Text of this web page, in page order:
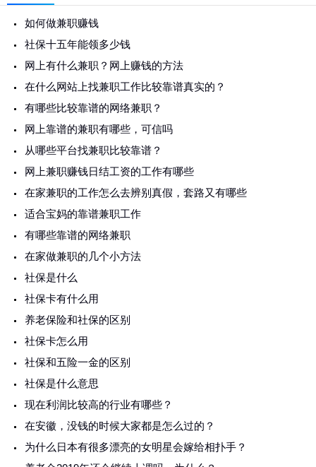
如何做兼职赚钱
社保十五年能领多少钱
网上有什么兼职？网上赚钱的方法
在什么网站上找兼职工作比较靠谱真实的？
有哪些比较靠谱的网络兼职？
网上靠谱的兼职有哪些，可信吗
从哪些平台找兼职比较靠谱？
网上兼职赚钱日结工资的工作有哪些
在家兼职的工作怎么去辨别真假，套路又有哪些
适合宝妈的靠谱兼职工作
有哪些靠谱的网络兼职
在家做兼职的几个小方法
社保是什么
社保卡有什么用
养老保险和社保的区别
社保卡怎么用
社保和五险一金的区别
社保是什么意思
现在利润比较高的行业有哪些？
在安徽，没钱的时候大家都是怎么过的？
为什么日本有很多漂亮的女明星会嫁给相扑手？